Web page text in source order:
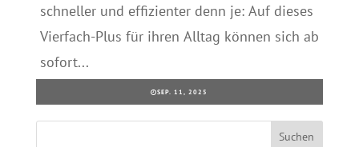
schneller und effizienter denn je: Auf dieses
Vierfach-Plus für ihren Alltag können sich ab
sofort...
SEP. 11, 2025